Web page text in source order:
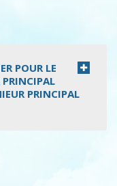
POUR LE
PRINCIPAL